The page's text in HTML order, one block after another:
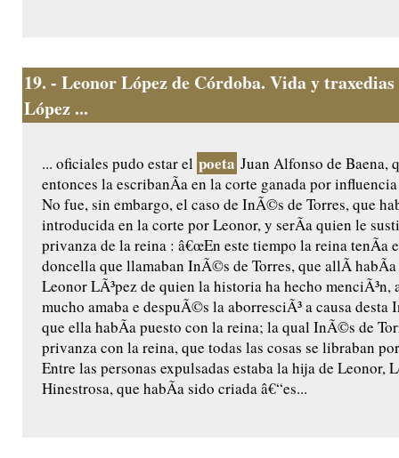
19. - Leonor López de Córdoba. Vida y
López ...
... oficiales pudo estar el poeta Juan Alfonso de Baena,
entonces la escribanÃ­a en la corte ganada por
No fue, sin embargo, el caso de InÃ©s de Torres, que
introducida en la corte por Leonor, y serÃ­a quien le
privanza de la reina : â€œEn este tiempo la reina tenÃ­a
doncella que llamaban InÃ©s de Torres, que allÃ­
Leonor LÃ³pez de quien la historia ha hecho menciÃ³n,
mucho amaba e despuÃ©s la aborresciÃ³ a causa desta
que ella habÃ­a puesto con la reina; la qual InÃ©s de
privanza con la reina, que todas las cosas se libraban por
Entre las personas expulsadas estaba la hija de Leonor,
Hinestrosa, que habÃ­a sido criada â€“es...